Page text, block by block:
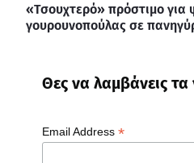
«Τσουχτερό» πρόστιμο για
γουρουνοπούλας σε
Θες να λαμβάνεις τα
Email Address *